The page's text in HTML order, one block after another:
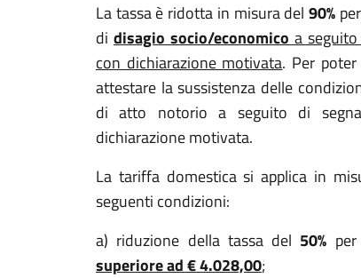
La tassa è ridotta in misura del 90%
di disagio socio/economico a
con dichiarazione motivata. Per
attestare la sussistenza delle
di atto notorio a seguito di
dichiarazione motivata.
La tariffa domestica si applica in
seguenti condizioni:
a) riduzione della tassa del 50%
superiore ad € 4.028,00;